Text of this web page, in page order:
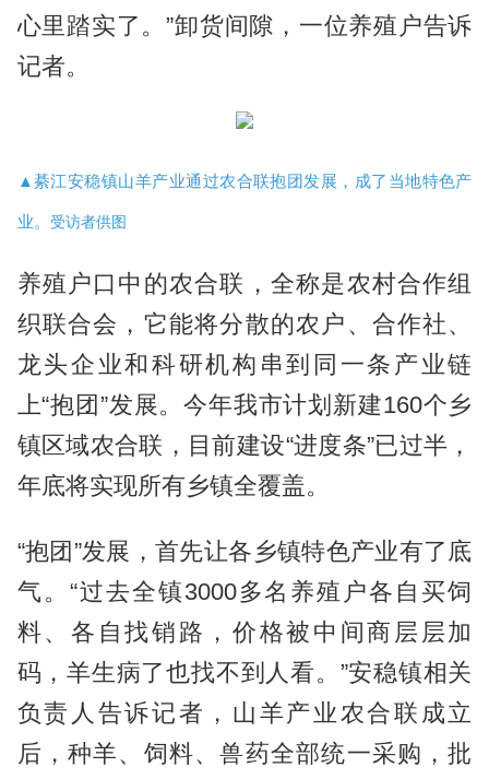
心里踏实了。”卸货间隙，一位养殖户告诉
记者。
▲綦江安稳镇山羊产业通过农合联抱团发展，成了当地特色产
业。 受访者供图
养殖户口中的农合联，全称是农村合作组
织联合会，它能将分散的农户、合作社、
龙头企业和科研机构串到同一条产业链
上“抱团”发展。今年我市计划新建160个乡
镇区域农合联，目前建设“进度条”已过半，
年底将实现所有乡镇全覆盖。
“抱团”发展，首先让各乡镇特色产业有了底
气。“过去全镇3000多名养殖户各自买饲
料、各自找销路，价格被中间商层层加
码，羊生病了也找不到人看。”安稳镇相关
负责人告诉记者，山羊产业农合联成立
后，种羊、饲料、兽药全部统一采购，批